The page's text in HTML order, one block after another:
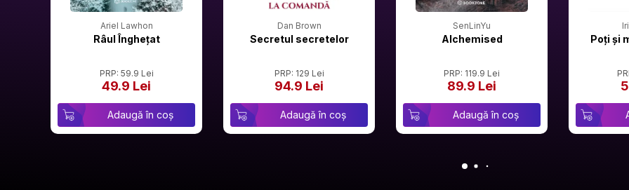
Ariel Lawhon
Râul Înghețat
PRP: 59.9 Lei
49.9 Lei
Adaugă în coș
Dan Brown
Secretul secretelor
PRP: 129 Lei
94.9 Lei
Adaugă în coș
SenLinYu
Alchemised
PRP: 119.9 Lei
89.9 Lei
Adaugă în coș
Poți și